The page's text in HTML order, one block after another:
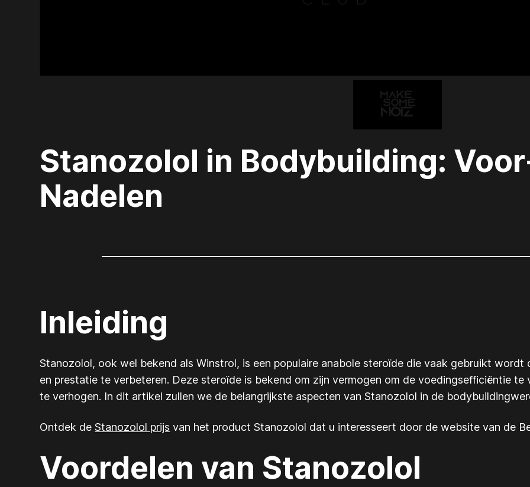
Stanozolol in Bodybuilding:
Nadelen
Inleiding
Stanozolol, ook wel bekend als Winstrol, is een populaire anabole steroïde die vaak gebruikt
en prestatie te verbeteren. Deze steroïde is bekend om zijn vermogen om de voedingsefficiëntie
te verhogen. In dit artikel zullen we de belangrijkste aspecten van Stanozolol in de
Ontdek deStanozolol prijs van het product Stanozolol dat u interesseert door de website van de
Voordelen van Stanozolol